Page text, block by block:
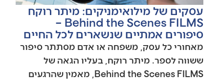
עסקים של מילואימניקים: מיתר רוקח
Behind the Scenes FILMS –
סיפורים אמתיים שנשארים לכל החיים
מאחורי כל עסק, משפחה או אדם מסתתר סיפור
ששווה לספר. מיתר רוקח, בעליו הגאה של
Behind the Scenes FILMS, מאמין שהרגעים